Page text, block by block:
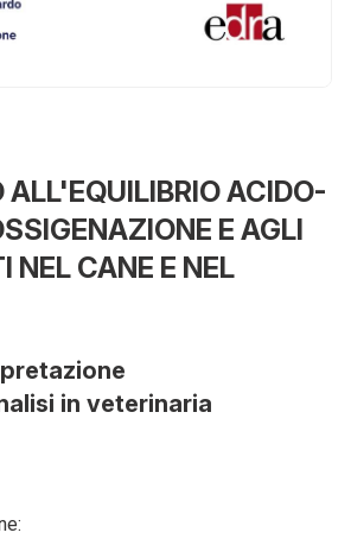
ALL'EQUILIBRIO ACIDO-
E AGLI
NEL CANE E NEL
in veterinaria